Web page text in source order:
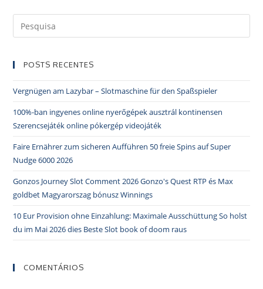
POSTS RECENTES
Vergnügen am Lazybar – Slotmaschine für den Spaßspieler
100%-ban ingyenes online nyerőgépek ausztrál kontinensen
Szerencsejáték online pókergép videojáték
Faire Ernährer zum sicheren Aufführen 50 freie Spins auf Super
Nudge 6000 2026
Gonzos Journey Slot Comment 2026 Gonzo's Quest RTP és Max
goldbet Magyarorszag bónusz Winnings
10 Eur Provision ohne Einzahlung: Maximale Ausschüttung So holst
du im Mai 2026 dies Beste Slot book of doom raus
COMENTÁRIOS